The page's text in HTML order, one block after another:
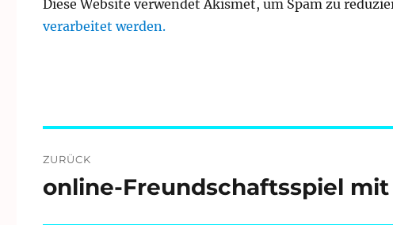
Diese Website verwendet Akismet, um Spam zu
verarbeitet werden.
ZURÜCK
Vorheriger
online-Freundschaftsspiel